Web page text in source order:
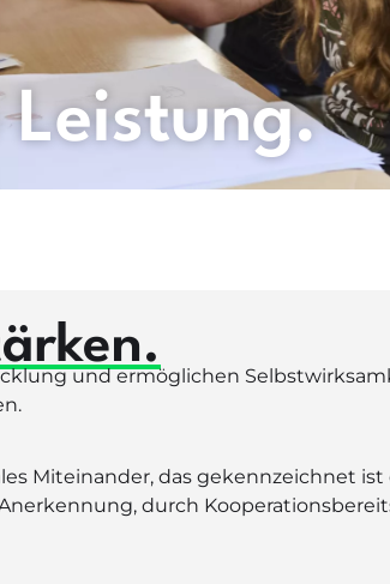
und ermöglichen
Miteinander, das gekennzeichnet
durch